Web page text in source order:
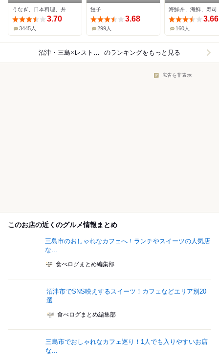
うなぎ、日本料理、丼
3.70
3445人
餃子
3.68
299人
海鮮丼、海鮮、寿司
3.66
160人
沼津・三島×レストラン のランキングをもっと見る
広告を非表示
このお店の近くのグルメ情報まとめ
三島市のおしゃれなカフェへ！ランチやスイーツの人気店
な...
食べログまとめ編集部
沼津市でSNS映えするスイーツ！カフェなどエリア別20
選
食べログまとめ編集部
三島市でおしゃれなカフェ巡り！1人でも入りやすいお店
な...